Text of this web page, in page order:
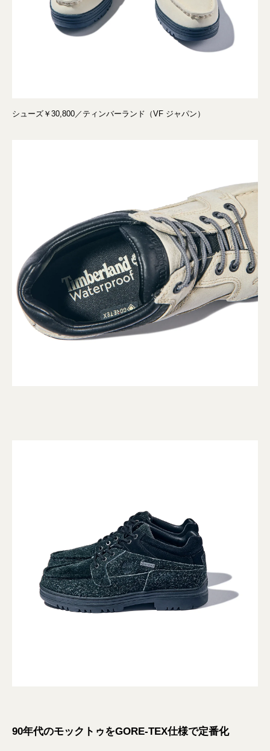
シューズ￥30,800／ティンバーランド（VF ジャパン）
90年代のモックトゥをGORE-TEX仕様で定番化